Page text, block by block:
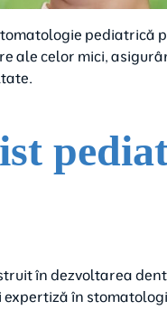
pediatrică
ale celor mici,
în dezvoltarea
în